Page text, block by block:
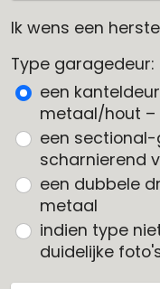
Ik wens een
Type garagedeur:
een
metaal/hout –
een
scharnierend
een dubbele
metaal
indien type
duidelijke